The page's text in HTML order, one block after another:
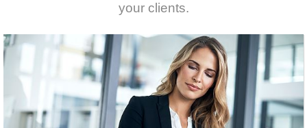
your clients.